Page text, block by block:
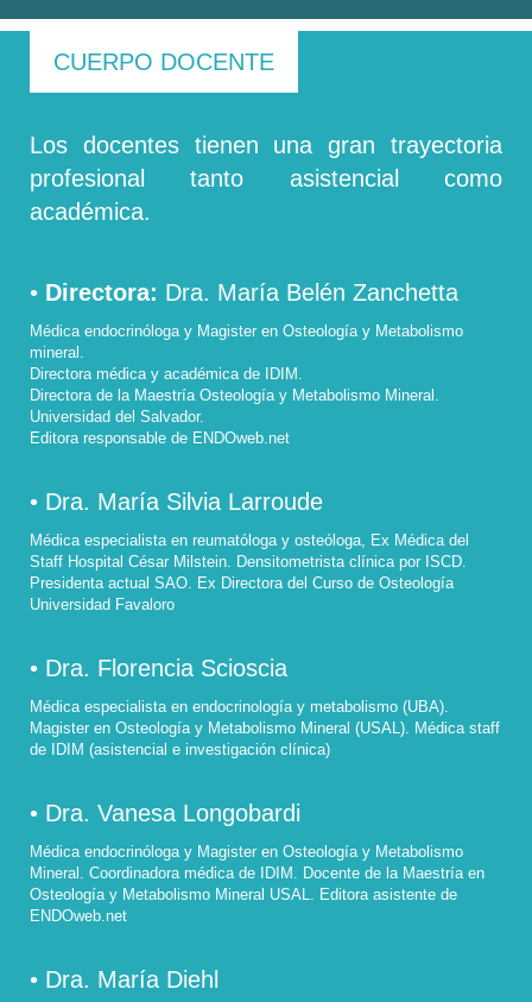
CUERPO DOCENTE
Los docentes tienen una gran trayectoria
profesional tanto asistencial como
académica.
• Directora: Dra. María Belén Zanchetta
Médica endocrinóloga y Magister en Osteología y Metabolismo
mineral.
Directora médica y académica de IDIM.
Directora de la Maestría Osteología y Metabolismo Mineral.
Universidad del Salvador.
Editora responsable de ENDOweb.net
• Dra. María Silvia Larroude
Médica especialista en reumatóloga y osteóloga, Ex Médica del
Staff Hospital César Milstein. Densitometrista clínica por ISCD.
Presidenta actual SAO. Ex Directora del Curso de Osteología
Universidad Favaloro
• Dra. Florencia Scioscia
Médica especialista en endocrinología y metabolismo (UBA).
Magister en Osteología y Metabolismo Mineral (USAL). Médica staff
de IDIM (asistencial e investigación clínica)
• Dra. Vanesa Longobardi
Médica endocrinóloga y Magister en Osteología y Metabolismo
Mineral. Coordinadora médica de IDIM. Docente de la Maestría en
Osteología y Metabolismo Mineral USAL. Editora asistente de
ENDOweb.net
• Dra. María Diehl